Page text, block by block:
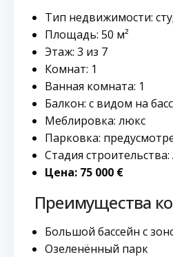
Тип недвижимости:
Площадь: 50 м²
Этаж: 3 из 7
Комнат: 1
Ванная комната: 1
Балкон: с видом на
Меблировка: люкс
Парковка:
Стадия строительства:
Цена: 75 000 €
Преимущества
Большой бассейн с
Озеленённый парк